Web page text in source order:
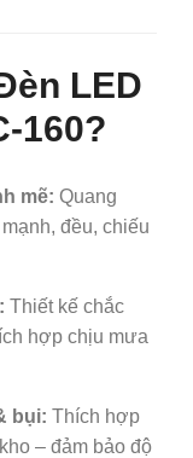
LED
mẽ: Quang
đều, chiếu
Thiết kế chắc
hợp chịu mưa
bụi: Thích hợp
– đảm bảo độ